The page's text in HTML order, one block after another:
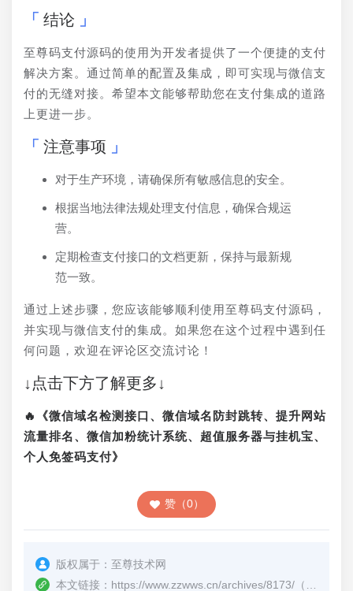
结论
至尊码支付源码的使用为开发者提供了一个便捷的支付
解决方案。通过简单的配置及集成，即可实现与微信支
付的无缝对接。希望本文能够帮助您在支付集成的道路
上更进一步。
注意事项
对于生产环境，请确保所有敏感信息的安全。
根据当地法律法规处理支付信息，确保合规运
营。
定期检查支付接口的文档更新，保持与最新规
范一致。
通过上述步骤，您应该能够顺利使用至尊码支付源码，
并实现与微信支付的集成。如果您在这个过程中遇到任
何问题，欢迎在评论区交流讨论！
↓点击下方了解更多↓
🔥《微信域名检测接口、微信域名防封跳转、提升网站
流量排名、微信加粉统计系统、超值服务器与挂机宝、
个人免签码支付》
赞（0）
版权属于： 至尊技术网
本文链接： https://www.zzwws.cn/archives/8173/ （转载时请注明本文出处及文章链接）